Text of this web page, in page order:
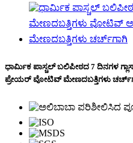
ಧಾರ್ಮಿಕ ಪಾಸ್ಚಲ್ ಬಲಿಪೀಠದ 7 ದಿನಗಳ
ಪ್ರೇಯರ್ ವೋಟಿವ್ ಮೇಣದಬತ್ತಿಗಳು